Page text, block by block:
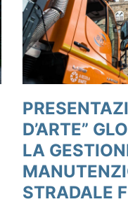
D’ARTE”
LA
STRADALE